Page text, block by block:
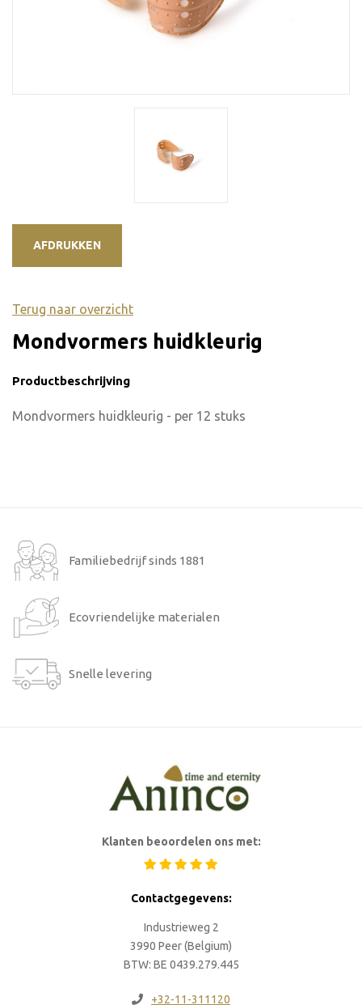
AFDRUKKEN
Terug naar overzicht
Mondvormers huidkleurig
Productbeschrijving
Mondvormers huidkleurig - per 12 stuks
Familiebedrijf sinds 1881
Ecovriendelijke materialen
Snelle levering
Klanten beoordelen ons met:
Contactgegevens:
Industrieweg 2
3990 Peer (Belgium)
BTW: BE 0439.279.445
+32-11-311120